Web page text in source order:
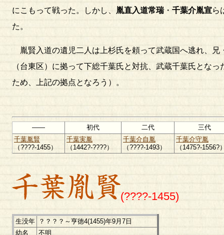
にこもって戦った。しかし、
胤直入道常瑞・ 千葉介胤宣ら
た。
胤賢入道の遺児二人は上杉氏を頼って武蔵国へ逃れ、兄
（台東区）に拠って下総千葉氏と対抗、武蔵千葉氏とな
ため、上記の拠点となろう）。
―― 初代 二代
三代
千葉胤賢
（????-1455）
千葉実胤
（1442?-????）
千葉介自胤
（????-1493）
千葉介守胤
（1475?-1556?
(????-1455)
生没年
？？？？～亨徳4(1455)年9月7日
幼名
不明